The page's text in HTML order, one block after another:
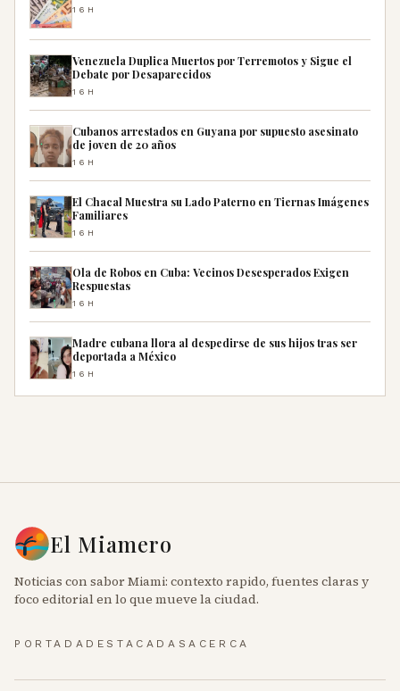
16H
Venezuela Duplica Muertos por Terremotos y Sigue el
Debate por Desaparecidos
16H
Cubanos arrestados en Guyana por supuesto asesinato
de joven de 20 años
16H
El Chacal Muestra su Lado Paterno en Tiernas Imágenes
Familiares
16H
Ola de Robos en Cuba: Vecinos Desesperados Exigen
Respuestas
16H
Madre cubana llora al despedirse de sus hijos tras ser
deportada a México
16H
El Miamero
Noticias con sabor Miami: contexto rapido, fuentes claras y
foco editorial en lo que mueve la ciudad.
PORTADA DESTACADASACERCA